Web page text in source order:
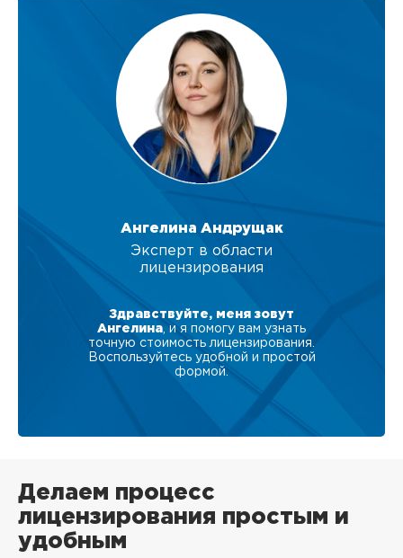
Ангелина Андрущак
Эксперт в области
лицензирования
Здравствуйте, меня зовут
Ангелина , и я помогу вам узнать
точную стоимость лицензирования.
Воспользуйтесь удобной и простой
формой.
Делаем процесс
лицензирования простым и
удобным